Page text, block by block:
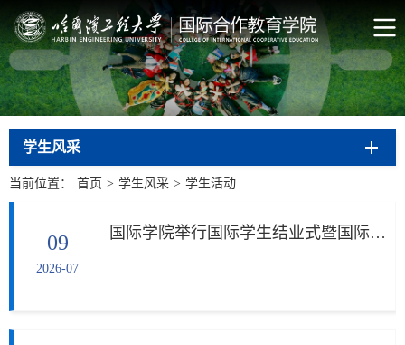
学生风采
当前位置： 首页 > 学生风采 > 学生活动
09
2026-07
国际学院举行国际学生结业式暨国际暑期学校开营式